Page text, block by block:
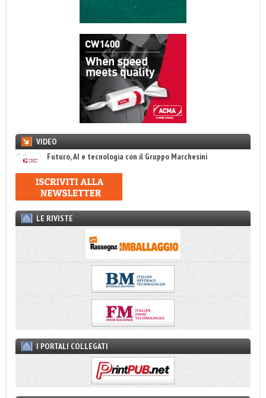
VIDEO
Futuro, AI e tecnologia con il Gruppo Marchesini
LE RIVISTE
I PORTALI COLLEGATI